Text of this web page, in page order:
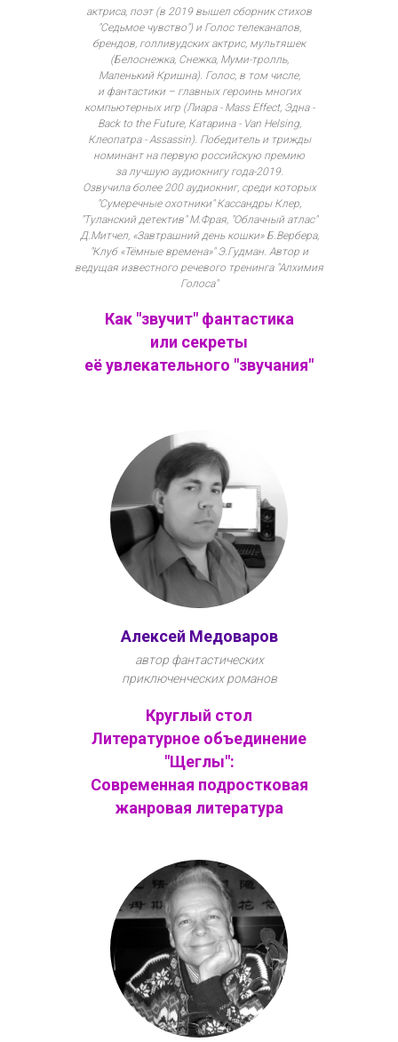
актриса, поэт (в 2019 вышел сборник стихов
"Седьмое чувство") и Голос телеканалов,
брендов, голливудских актрис, мультяшек
(Белоснежка, Снежка, Муми-тролль,
Маленький Кришна). Голос, в том числе,
и фантастики – главных героинь многих
компьютерных игр (Лиара - Mass Effect, Эдна -
Back to the Future, Катарина - Van Helsing,
Клеопатра - Assassin). Победитель и трижды
номинант на первую российскую премию
за лучшую аудиокнигу года-2019.
Озвучила более 200 аудиокниг, среди которых
"Сумеречные охотники" Кассандры Клер,
"Туланский детектив" М.Фрая, "Облачный атлас"
Д.Митчел, «Завтрашний день кошки» Б.Вербера,
"Клуб «Тёмные времена»" Э.Гудман. Автор и
ведущая известного речевого тренинга "Алхимия
Голоса"
Как "звучит" фантастика
или секреты
её увлекательного "звучания"
Алексей Медоваров
автор фантастических
приключенческих романов
Круглый стол
Литературное объединение
"Щеглы":
Современная подростковая
жанровая литература